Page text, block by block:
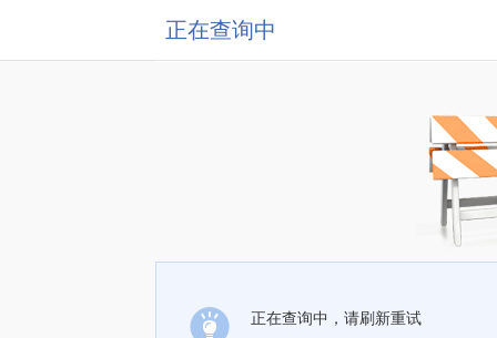
正在查询中
正在查询中，请刷新重试